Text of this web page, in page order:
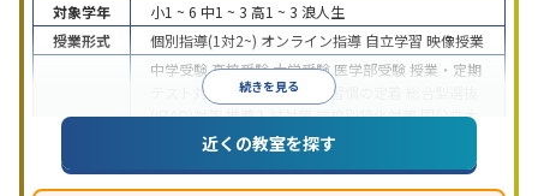
続きを見る
対象学年 小1 ~ 6 中1 ~ 3 高1 ~ 3 浪人生
授業形式
個別指導(1対2~) オンライン指導 自立学習 映像授業
中学受験高校受験大学受験 医学部受験 授業・定期
テスト対策
内申点対策 学習習慣の定着
(旧AO)対策推薦入試対策学校別特化対策国公立大
私大対策共通テスト対策
英語・英会話特化
対策その他科目別特化対策
近くの教室を探す